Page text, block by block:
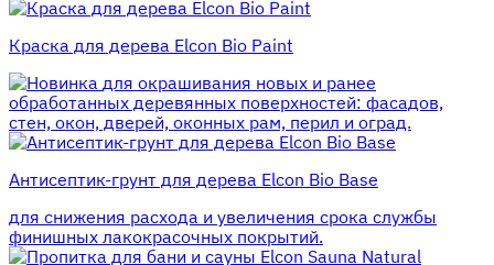
Краска для дерева Elcon Bio Paint
для окрашивания новых и ранее
обработанных деревянных поверхностей: фасадов,
стен, окон, дверей, оконных рам, перил и оград.
Антисептик-грунт для дерева Elcon Bio Base
для снижения расхода и увеличения срока службы
финишных лакокрасочных покрытий.